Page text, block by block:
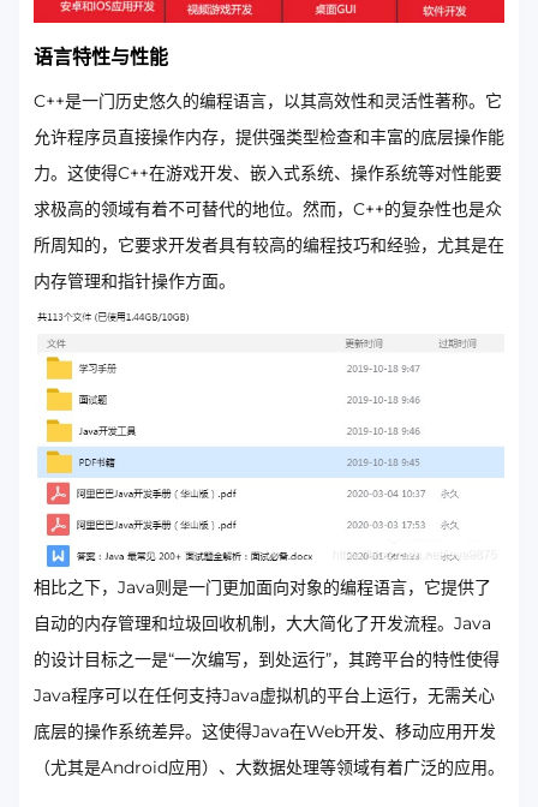
语言特性与性能
C++是一门历史悠久的编程语言，以其高效性和灵活性著称。它
允许程序员直接操作内存，提供强类型检查和丰富的底层操作能
力。这使得C++在游戏开发、嵌入式系统、操作系统等对性能要
求极高的领域有着不可替代的地位。然而，C++的复杂性也是众
所周知的，它要求开发者具有较高的编程技巧和经验，尤其是在
内存管理和指针操作方面。
相比之下，Java则是一门更加面向对象的编程语言，它提供了
自动的内存管理和垃圾回收机制，大大简化了开发流程。Java
的设计目标之一是“一次编写，到处运行”，其跨平台的特性使得
Java程序可以在任何支持Java虚拟机的平台上运行，无需关心
底层的操作系统差异。这使得Java在Web开发、移动应用开发
（尤其是Android应用）、大数据处理等领域有着广泛的应用。